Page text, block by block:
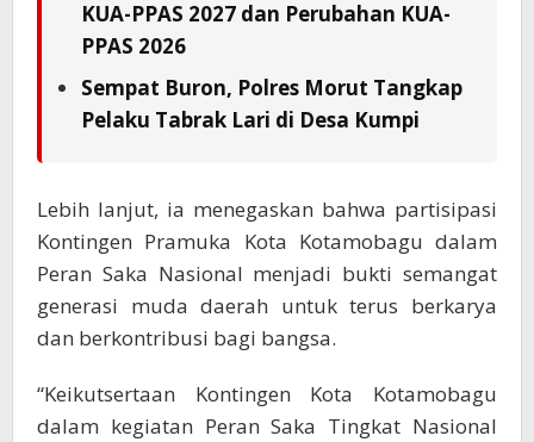
KUA-PPAS 2027 dan Perubahan KUA-
PPAS 2026
Sempat Buron, Polres Morut Tangkap
Pelaku Tabrak Lari di Desa Kumpi
Lebih lanjut, ia menegaskan bahwa partisipasi
Kontingen Pramuka Kota Kotamobagu dalam
Peran Saka Nasional menjadi bukti semangat
generasi muda daerah untuk terus berkarya
dan berkontribusi bagi bangsa.
“Keikutsertaan Kontingen Kota Kotamobagu
dalam kegiatan Peran Saka Tingkat Nasional